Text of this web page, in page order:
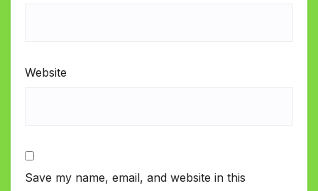
Website
Save my name, email, and website in this